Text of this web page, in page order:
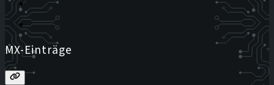
MX-Einträge